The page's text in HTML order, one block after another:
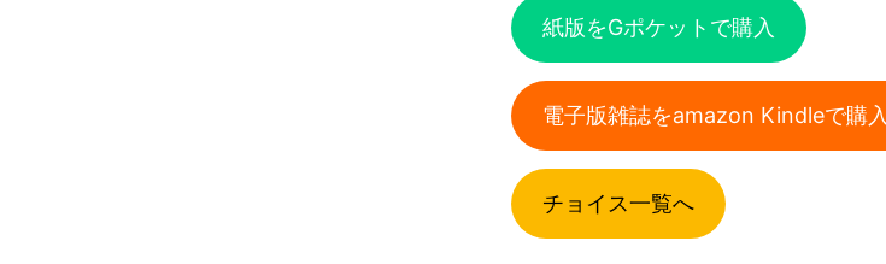
紙版をGポケットで購入
電子版雑誌をamazon Kindleで購入
チョイス一覧へ